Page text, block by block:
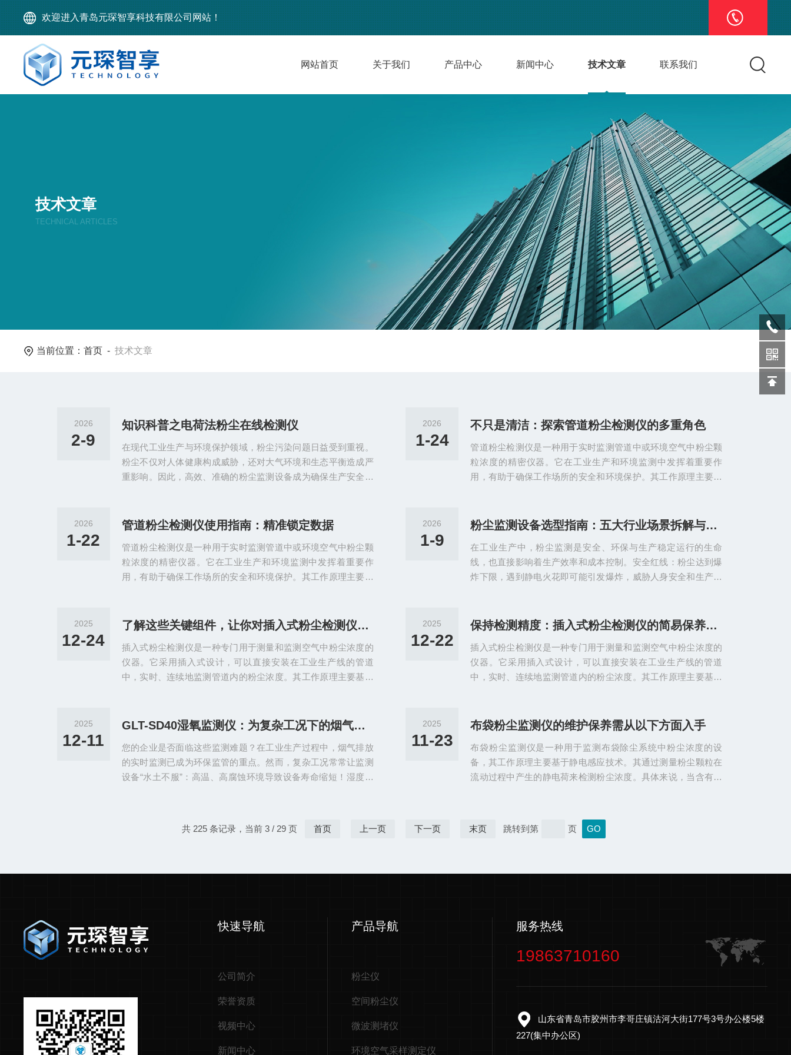
欢迎进入青岛元琛智享科技有限公司网站！
网站首页 关于我们 产品中心 新闻中心 技术文章 联系我们
技术文章
TECHNICAL ARTICLES
当前位置：首页 -技术文章
2026
2-9
知识科普之电荷法粉尘在线检测仪
在现代工业生产与环境保护领域，粉尘污染问题日益受到重视。
粉尘不仅对人体健康构成威胁，还对大气环境和生态平衡造成严
重影响。因此，高效、准确的粉尘监测设备成为确保生产安全和
发挥着重要作用。一、工作原理电荷法粉尘在线检测仪基于电荷
通过测量传感器上的电荷量来确定颗粒物的浓度。具体而言，当
粉尘颗粒与传感器表面发生碰撞时...
2026
1-24
不只是清洁：探索管道粉尘检测仪的多重角色
管道粉尘检测仪是一种用于实时监测管道中或环境空气中粉尘颗
粒浓度的精密仪器。它在工业生产和环境监测中发挥着重要作
用，有助于确保工作场所的安全和环境保护。其工作原理主要基
测到的粉尘浓度信号转换为电信号，经过放大、滤波等处理后，
测。管道粉尘检测仪的行业应用范围1、化工行业应用场景：化肥
生产、塑料加工、涂料制造等过程中，...
2026
1-22
管道粉尘检测仪使用指南：精准锁定数据
管道粉尘检测仪是一种用于实时监测管道中或环境空气中粉尘颗
粒浓度的精密仪器。它在工业生产和环境监测中发挥着重要作
用，有助于确保工作场所的安全和环境保护。其工作原理主要基
测到的粉尘浓度信号转换为电信号，经过放大、滤波等处理后，
测。管道粉尘检测仪的操作流程：一、操作前准备环境检查温度
与湿度：确认管道内温度在仪器工作范围...
2026
1-9
粉尘监测设备选型指南：五大行业场景拆解与选型核心要求
在工业生产中，粉尘监测是安全、环保与生产稳定运行的生命
线，也直接影响着生产效率和成本控制。安全红线：粉尘达到爆
炸下限，遇到静电火花即可能引发爆炸，威胁人身安全和生产安
时监测粉尘排放，按标准排放，超标将面临高额罚款。生产优
损），避免原料浪费和工艺波动，某钢铁厂应用后滤袋更换成本
降低30%。但是，面对市场上五花八门的...
2025
12-24
了解这些关键组件，让你对插入式粉尘检测仪刮目相看！
插入式粉尘检测仪是一种专门用于测量和监测空气中粉尘浓度的
仪器。它采用插入式设计，可以直接安装在工业生产线的管道
中，实时、连续地监测管道内的粉尘浓度。其工作原理主要基于
测量粉尘浓度。而微电脑激光原理则是利用光照射在空气中悬浮
质量浓度。插入式粉尘检测仪的核心组成部分：一、传感器模块
（核心检测部件）传感器模块是粉尘检...
2025
12-22
保持检测精度：插入式粉尘检测仪的简易保养指南
插入式粉尘检测仪是一种专门用于测量和监测空气中粉尘浓度的
仪器。它采用插入式设计，可以直接安装在工业生产线的管道
中，实时、连续地监测管道内的粉尘浓度。其工作原理主要基于
测量粉尘浓度。而微电脑激光原理则是利用光照射在空气中悬浮
质量浓度。插入式粉尘检测仪的维护保养：一、日常清洁与防尘
外壳与进风口清理定期用柔软擦拭布或...
2025
12-11
GLT-SD40湿氧监测仪：为复杂工况下的烟气排放保驾护航
您的企业是否面临这些监测难题？在工业生产过程中，烟气排放
的实时监测已成为环保监管的重点。然而，复杂工况常常让监测
设备“水土不服”：高温、高腐蚀环境导致设备寿命缩短！湿度测
插入式湿氧监测仪采用国际优良的固态电解陶瓷传感技术，专为
2025
11-23
布袋粉尘监测仪的维护保养需从以下方面入手
布袋粉尘监测仪是一种用于监测布袋除尘系统中粉尘浓度的设
备，其工作原理主要基于静电感应技术。其通过测量粉尘颗粒在
流动过程中产生的静电荷来检测粉尘浓度。具体来说，当含有粉
和摩擦，会使粉尘颗粒带上静电电荷。这些静电电荷量与管道内
的气固两相流体中粉尘含量有直接关系，通过测量这些静电电
共 225 条记录，当前 3 / 29 页 首页 上一页 下一页 末页 跳转到第 页
快速导航
公司简介
荣誉资质
视频中心
新闻中心
产品导航
粉尘仪
空间粉尘仪
微波测堵仪
环境空气采样测定仪
服务热线
19863710160
山东省青岛市胶州市李哥庄镇沽河大街177号3号办公楼5楼
227(集中办公区)